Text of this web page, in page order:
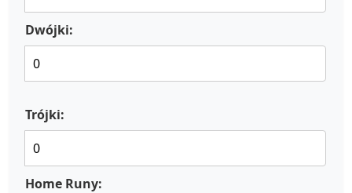
Dwójki:
Trójki:
Home Runy: